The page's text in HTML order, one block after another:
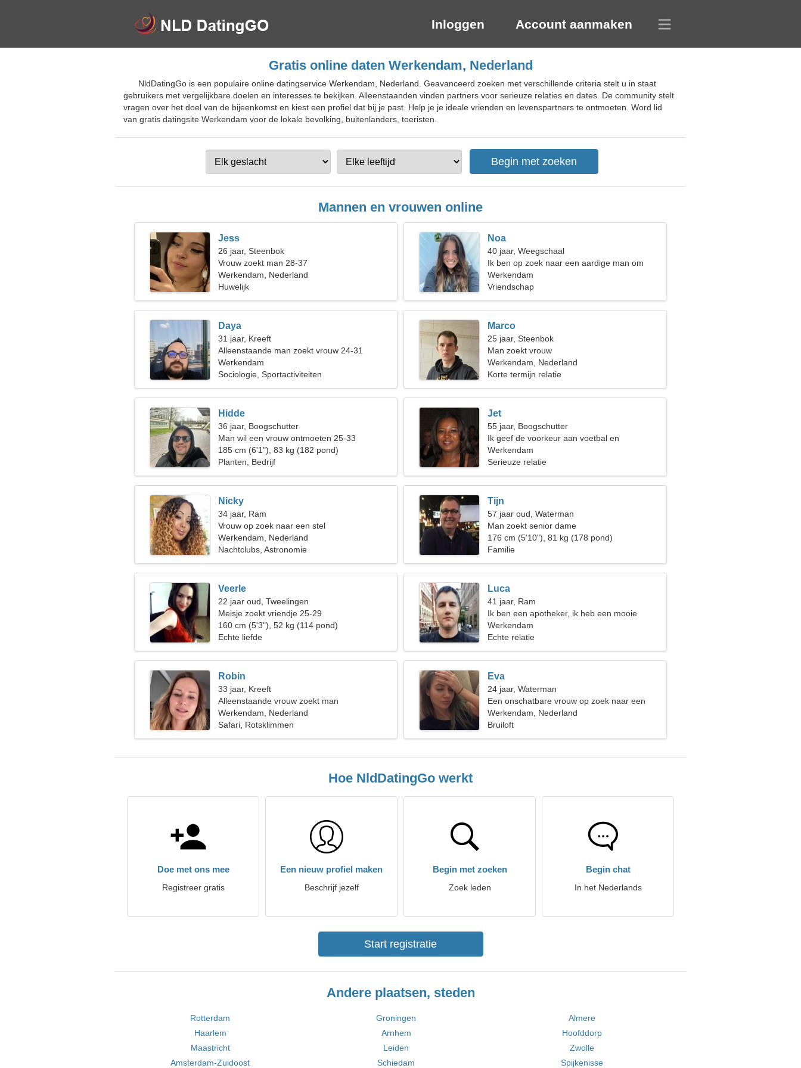
Inloggen Account aanmaken
Gratis online daten Werkendam, Nederland
NldDatingGo is een populaire online datingservice Werkendam, Nederland. Geavanceerd zoeken met verschillende criteria stelt u in staat
gebruikers met vergelijkbare doelen en interesses te bekijken. Alleenstaanden vinden partners voor serieuze relaties en dates. De community stelt
vragen over het doel van de bijeenkomst en kiest een profiel dat bij je past. Help je je ideale vrienden en levenspartners te ontmoeten. Word lid
van gratis datingsite Werkendam voor de lokale bevolking, buitenlanders, toeristen.
Mannen en vrouwen online
Jess
26 jaar, Steenbok
Vrouw zoekt man 28-37
Werkendam, Nederland
Huwelijk
Noa
40 jaar, Weegschaal
Ik ben op zoek naar een aardige man om
samen te reizen
Werkendam
Vriendschap
Daya
31 jaar, Kreeft
Alleenstaande man zoekt vrouw 24-31
Werkendam
Sociologie, Sportactiviteiten
Marco
25 jaar, Steenbok
Man zoekt vrouw
Werkendam, Nederland
Korte termijn relatie
Hidde
36 jaar, Boogschutter
Man wil een vrouw ontmoeten 25-33
185 cm (6'1"), 83 kg (182 pond)
Planten, Bedrijf
Jet
55 jaar, Boogschutter
Ik geef de voorkeur aan voetbal en
nachtclubs
Werkendam
Serieuze relatie
Nicky
34 jaar, Ram
Vrouw op zoek naar een stel
Werkendam, Nederland
Nachtclubs, Astronomie
Tijn
57 jaar oud, Waterman
Man zoekt senior dame
176 cm (5'10"), 81 kg (178 pond)
Familie
Veerle
22 jaar oud, Tweelingen
Meisje zoekt vriendje 25-29
160 cm (5'3"), 52 kg (114 pond)
Echte liefde
Luca
41 jaar, Ram
Ik ben een apotheker, ik heb een mooie
vrouw nodig
Werkendam
Echte relatie
Robin
33 jaar, Kreeft
Alleenstaande vrouw zoekt man
Werkendam, Nederland
Safari, Rotsklimmen
Eva
24 jaar, Waterman
Een onschatbare vrouw op zoek naar een
echte relatie
Werkendam, Nederland
Bruiloft
Hoe NldDatingGo werkt
Doe met ons mee
Registreer gratis
Een nieuw profiel maken
Beschrijf jezelf
Begin met zoeken
Zoek leden
Begin chat
In het Nederlands
Start registratie
Andere plaatsen, steden
Rotterdam Groningen
Almere
Haarlem
Arnhem
Hoofddorp
Maastricht
Leiden
Zwolle
Amsterdam-Zuidoost
Schiedam Spijkenisse